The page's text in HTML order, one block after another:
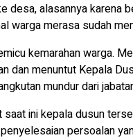
desa, alasannya karena
warga merasa sudah
kemarahan warga.
dan menuntut Kepala
mundur dari
ini kepala dusun
persoalan